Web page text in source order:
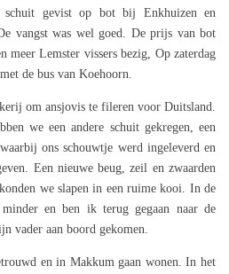
schuit gevist op bot bij Enkhuizen en
vangst was wel goed. De prijs van bot
meer Lemster vissers bezig, Op zaterdag
de bus van Koehoorn.
om ansjovis te fileren voor Duitsland.
we een andere schuit gekregen, een
ons schouwtje werd ingeleverd en
Een nieuwe beug, zeil en zwaarden
we slapen in een ruime kooi. In de
en ben ik terug gegaan naar de
vader aan boord gekomen.
en in Makkum gaan wonen. In het